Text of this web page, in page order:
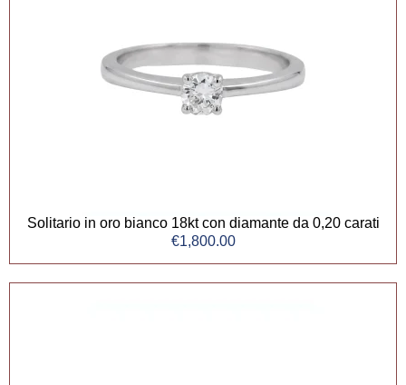
Solitario in oro bianco 18kt con diamante da 0,20 carati
€1,800.00